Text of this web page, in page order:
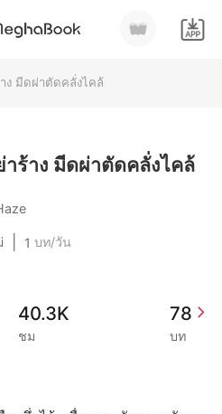
ง มีดผ่าตัดคลั่งไคล้
ร้าง มีดผ่าตัดคลั่งไคล้
1 บท/วัน
40.3K
ชม
78
บท